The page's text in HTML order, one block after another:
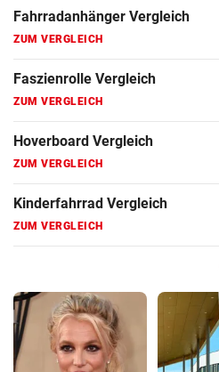
Fahrradanhänger Vergleich
ZUM VERGLEICH
Faszienrolle Vergleich
ZUM VERGLEICH
Hoverboard Vergleich
ZUM VERGLEICH
Kinderfahrrad Vergleich
ZUM VERGLEICH